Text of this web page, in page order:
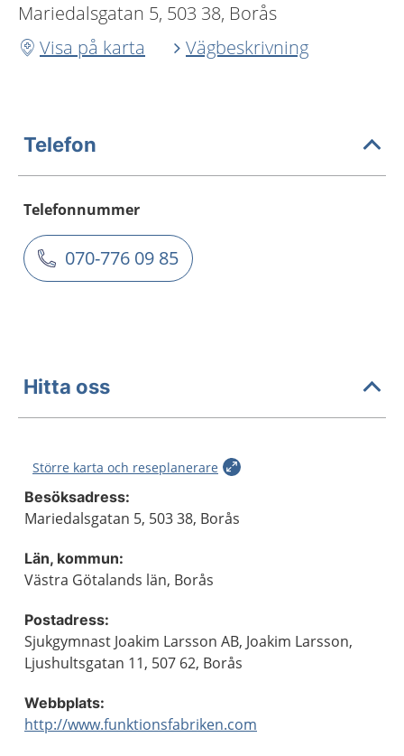
Mariedalsgatan 5, 503 38, Borås
Visa på karta
Vägbeskrivning
Telefon
Telefonnummer
070-776 09 85
Hitta oss
Större karta och reseplanerare
Besöksadress:
Mariedalsgatan 5, 503 38, Borås
Län, kommun:
Västra Götalands län, Borås
Postadress:
Sjukgymnast Joakim Larsson AB, Joakim Larsson,
Ljushultsgatan 11, 507 62, Borås
Webbplats:
http://www.funktionsfabriken.com